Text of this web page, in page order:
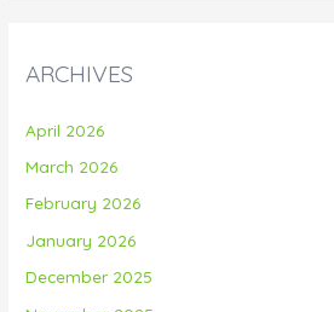
ARCHIVES
April 2026
March 2026
February 2026
January 2026
December 2025